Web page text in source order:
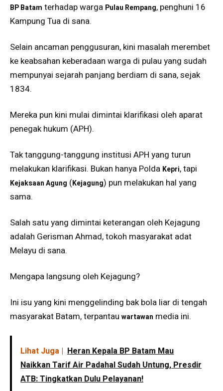
BP Batam terhadap warga Pulau Rempang, penghuni 16
Kampung Tua di sana.
Selain ancaman penggusuran, kini masalah merembet
ke keabsahan keberadaan warga di pulau yang sudah
mempunyai sejarah panjang berdiam di sana, sejak
1834.
Mereka pun kini mulai dimintai klarifikasi oleh aparat
penegak hukum (APH).
Tak tanggung-tanggung institusi APH yang turun
melakukan klarifikasi. Bukan hanya Polda Kepri, tapi
Kejaksaan Agung (Kejagung) pun melakukan hal yang
sama.
Salah satu yang dimintai keterangan oleh Kejagung
adalah Gerisman Ahmad, tokoh masyarakat adat
Melayu di sana.
Mengapa langsung oleh Kejagung?
Ini isu yang kini menggelinding bak bola liar di tengah
masyarakat Batam, terpantau wartawan media ini.
Lihat Juga | Heran Kepala BP Batam Mau
Naikkan Tarif Air Padahal Sudah Untung, Presdir
ATB: Tingkatkan Dulu Pelayanan!